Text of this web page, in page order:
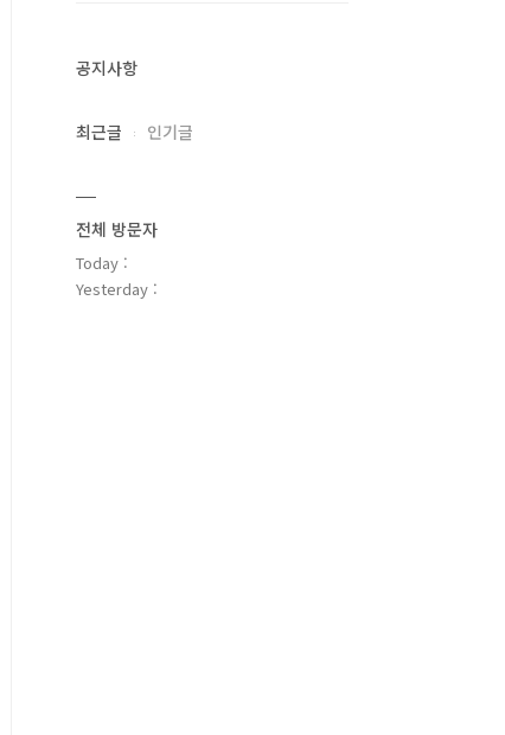
공지사항
최근글 인기글
전체 방문자
Today :
Yesterday :